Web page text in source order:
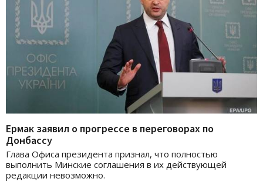
Ермак заявил о прогрессе в переговорах по
Донбассу
Глава Офиса президента признал, что полностью
выполнить Минские соглашения в их действующей
редакции невозможно.